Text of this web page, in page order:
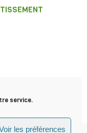
service.
les préférences